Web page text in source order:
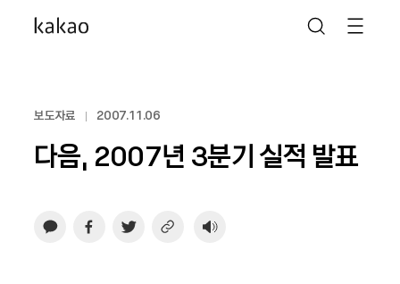
보도자료 2007.11.06
다음, 2007년 3분기 실적 발표